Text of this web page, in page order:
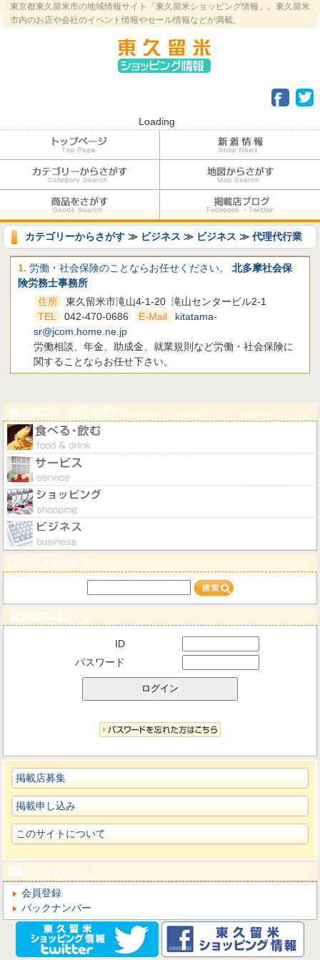
東京都東久留米市の地域情報サイト「東久留米ショッピング情報」。東久留米
市内のお店や会社のイベント情報やセール情報などが満載。
Loading
カテゴリーからさがす ≫ ビジネス ≫ ビジネス ≫代理代行業
1. 労働・社会保険のことならお任せください。
北多摩社会保
険労務士事務所
住所
東久留米市滝山4-1-20 滝山センタービル2-1
TEL
042-470-0686 E-Mail
kitatama-
sr@jcom.home.ne.jp
労働相談、年金、助成金、就業規則など労働・社会保険に
関することならお任せ下さい。
ID
パスワード
掲載店募集
掲載申し込み
このサイトについて
会員登録
バックナンバー